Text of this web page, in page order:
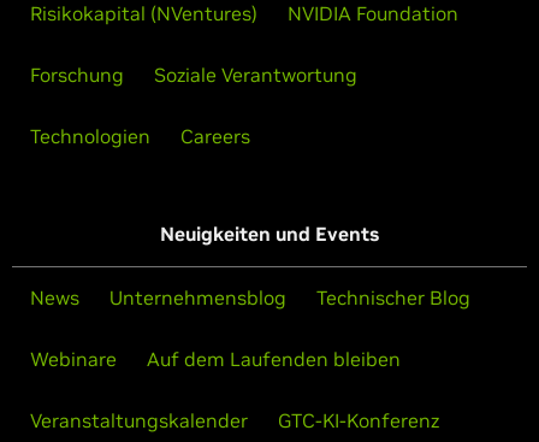
Risikokapital (NVentures) NVIDIA Foundation
Forschung Soziale Verantwortung
Technologien Careers
Neuigkeiten und Events
News Unternehmensblog Technischer Blog
Webinare Auf dem Laufenden bleiben
Veranstaltungskalender GTC-KI-Konferenz